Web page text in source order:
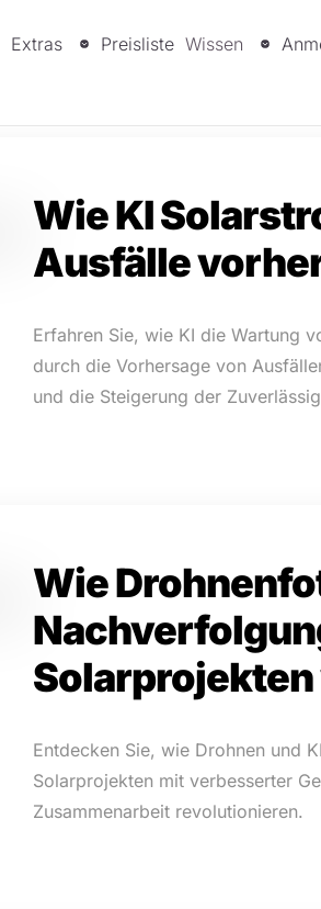
Extras Preisliste Wissen
Wie KI
Ausfälle
Erfahren Sie, wie KI die Wartung
durch die Vorhersage von
und die Steigerung der
Wie
Entdecken Sie, wie Drohnen und
Solarprojekten mit verbesserter
Zusammenarbeit revolutionieren.